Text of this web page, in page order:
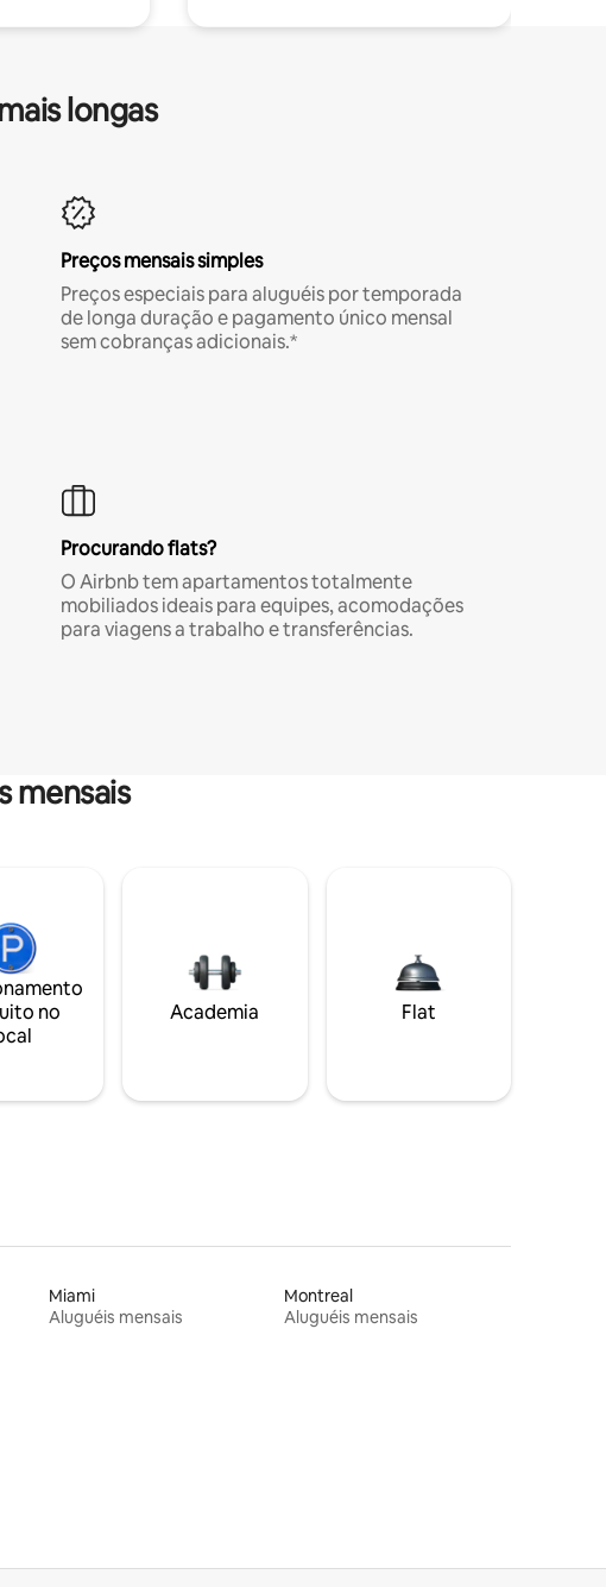
longas
Preços mensais simples
Preços especiais para aluguéis por temporada
de longa duração e pagamento único mensal
sem cobranças adicionais.*
Procurando flats?
O Airbnb tem apartamentos totalmente
mobiliados ideais para equipes, acomodações
para viagens a trabalho e transferências.
mensais
no
Academia Flat
Miami
Aluguéis mensais
Montreal
Aluguéis mensais